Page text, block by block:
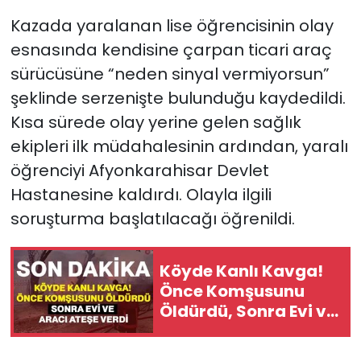
Kazada yaralanan lise öğrencisinin olay
esnasında kendisine çarpan ticari araç
sürücüsüne “neden sinyal vermiyorsun”
şeklinde serzenişte bulunduğu kaydedildi.
Kısa sürede olay yerine gelen sağlık
ekipleri ilk müdahalesinin ardından, yaralı
öğrenciyi Afyonkarahisar Devlet
Hastanesine kaldırdı. Olayla ilgili
soruşturma başlatılacağı öğrenildi.
Köyde Kanlı Kavga!
Önce Komşusunu
Öldürdü, Sonra Evi ve
Aracı Ateşe Verdi